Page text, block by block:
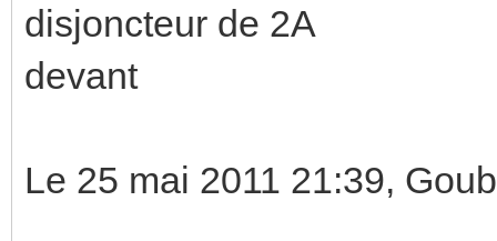
disjoncteur de 2A
devant
Le 25 mai 2011 21:39,